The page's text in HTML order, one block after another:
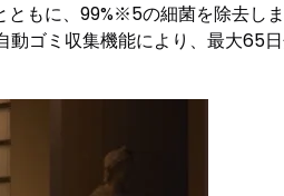
もに、99%※5の細菌を除去し
ゴミ収集機能により、最大65